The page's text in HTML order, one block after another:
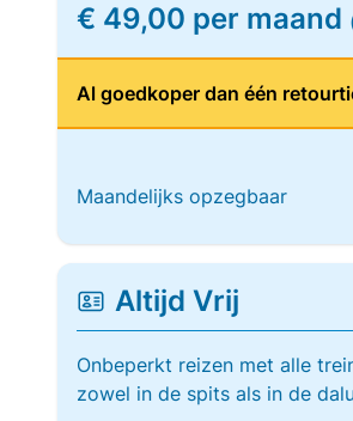
€ 49,00 per maand
Al goedkoper dan één
Maandelijks opzegbaar
Altijd Vrij
Onbeperkt reizen met alle
zowel in de spits als in de